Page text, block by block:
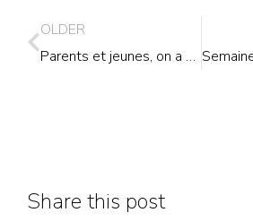
OLDER
Parents et jeunes, on a besoin de vous !
Share this post